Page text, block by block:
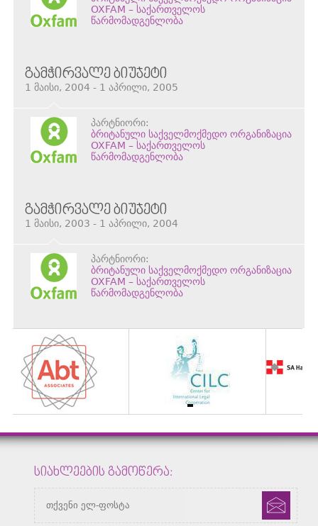
OXFAM – საქართველოს
წარმომადგენლობა
ᲒᲐᲛᲭᲘᲠᲕᲐᲚᲔ ᲑᲘᲣᲯᲔᲢᲘ
1 მაისი, 2004 - 1 აპრილი, 2005
პარტნიორი:
ბრიტანული საქველმოქმედო ორგანიზაცია
OXFAM – საქართველოს
წარმომადგენლობა
ᲒᲐᲛᲭᲘᲠᲕᲐᲚᲔ ᲑᲘᲣᲯᲔᲢᲘ
1 მაისი, 2003 - 1 აპრილი, 2004
პარტნიორი:
ბრიტანული საქველმოქმედო ორგანიზაცია
OXFAM – საქართველოს
წარმომადგენლობა
ᲡᲘᲐᲮᲚᲔᲔᲑᲘᲡ ᲒᲐᲛᲝᲬᲔᲠᲐ: